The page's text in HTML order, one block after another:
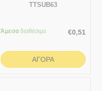
TTSUB63
Άμεσα διαθέσιμο €0,51
ΑΓΟΡΆ